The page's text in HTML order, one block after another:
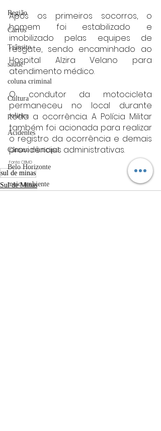
Região
Carros
Trânsito
saúde
coluna criminal
Cultura
politica
Acidentes
Câmara municipal
Belo Horizonte
meio ambiente
Após os primeiros socorros, o
homem foi estabilizado e
imobilizado pelas equipes de
resgate, sendo encaminhado ao
Hospital Alzira Velano para
atendimento médico.
O condutor da motocicleta
permaneceu no local durante
toda a ocorrência. A Polícia Militar
também foi acionada para realizar
o registro da ocorrência e demais
providências administrativas.
Fonte: CBMG
sul de minas
Sul de Minas